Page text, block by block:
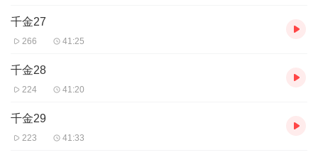
千金27
266 41:25
千金28
224 41:20
千金29
223 41:33